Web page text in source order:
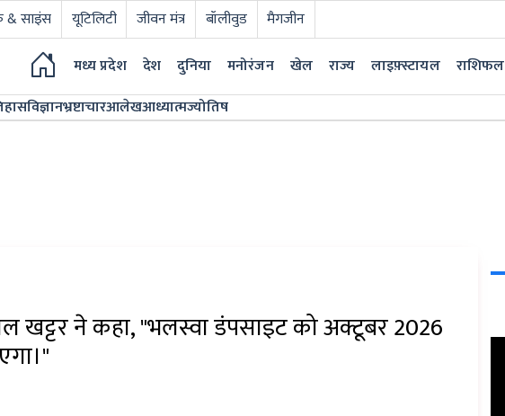
& साइंस यूटिलिटी जीवन मंत्र बॉलीवुड
मैगजीन
मध्य प्रदेश
देश दुनिया मनोरंजन खेल राज्य लाइफ़्स्टायल राशिफल
विज्ञानभ्रष्टाचारआलेखआध्यात्मज्योतिष
खट्टर ने कहा, "भलस्वा डंपसाइट को अक्टूबर 2026